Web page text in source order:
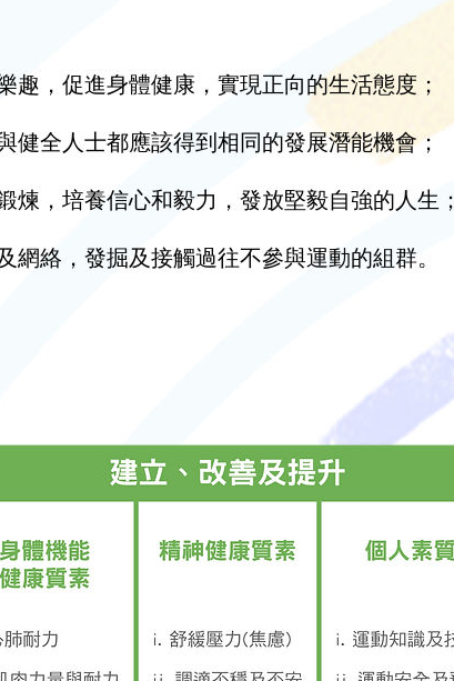
趣，促進身體健康，實現正向的生活態度；
健全人士都應該得到相同的發展潛能機會；
煉，培養信心和毅力，發放堅毅自強的人生；
網絡，發掘及接觸過往不參與運動的組群。